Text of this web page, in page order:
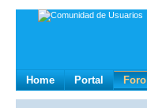
Home Portal Foro